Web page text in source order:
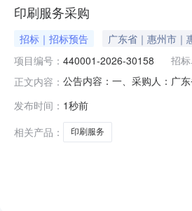
印刷服务采购
招标｜招标预告 广东省｜惠州市｜
项目编号： 440001-2026-30158 招标
正文内容： 公告内容：一、采购人：广
发布时间： 1秒前
相关产品：
印刷服务